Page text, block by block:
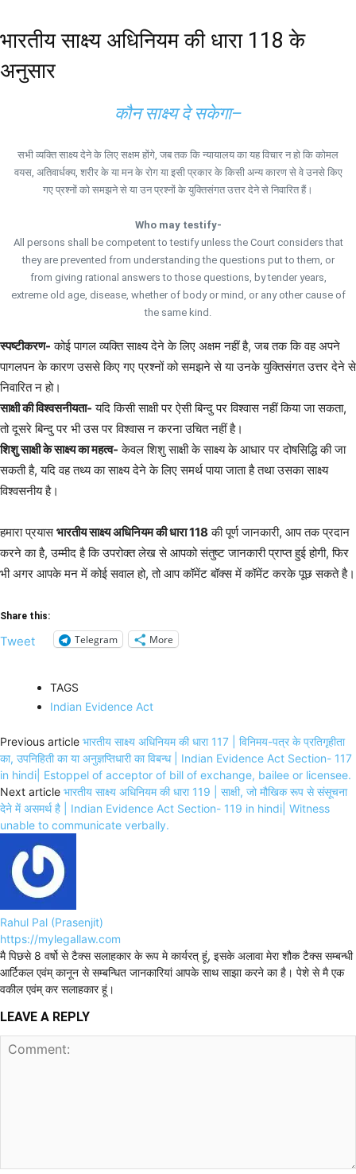
भारतीय साक्ष्य अधिनियम की धारा 118 के
अनुसार
कौन साक्ष्य दे सकेगा–
सभी व्यक्ति साक्ष्य देने के लिए सक्षम होंगे, जब तक कि न्यायालय का यह विचार न हो कि कोमल
वयस, अतिवार्धक्य, शरीर के या मन के रोग या इसी प्रकार के किसी अन्य कारण से वे उनसे किए
गए प्रश्नों को समझने से या उन प्रश्नों के युक्तिसंगत उत्तर देने से निवारित हैं।
Who may testify-
All persons shall be competent to testify unless the Court considers that
they are prevented from understanding the questions put to them, or
from giving rational answers to those questions, by tender years,
extreme old age, disease, whether of body or mind, or any other cause of
the same kind.
स्पष्टीकरण- कोई पागल व्यक्ति साक्ष्य देने के लिए अक्षम नहीं है, जब तक कि वह अपने
पागलपन के कारण उससे किए गए प्रश्नों को समझने से या उनके युक्तिसंगत उत्तर देने से
निवारित न हो।
साक्षी की विश्वसनीयता- यदि किसी साक्षी पर ऐसी बिन्दु पर विश्वास नहीं किया जा सकता,
तो दूसरे बिन्दु पर भी उस पर विश्वास न करना उचित नहीं है।
शिशु साक्षी के साक्ष्य का महत्व- केवल शिशु साक्षी के साक्ष्य के आधार पर दोषसिद्धि की जा
सकती है, यदि वह तथ्य का साक्ष्य देने के लिए समर्थ पाया जाता है तथा उसका साक्ष्य
विश्वसनीय है।
हमारा प्रयासभारतीय साक्ष्य अधिनियम की धारा 118 की पूर्ण जानकारी, आप तक प्रदान
करने का है, उम्मीद है कि उपरोक्त लेख से आपको संतुष्ट जानकारी प्राप्त हुई होगी, फिर
भी अगर आपके मन में कोई सवाल हो, तो आप कॉमेंट बॉक्स में कॉमेंट करके पूछ सकते है।
Share this:
Tweet Telegram More
TAGS
Indian Evidence Act
Previous article भारतीय साक्ष्य अधिनियम की धारा 117 | विनिमय-पत्र के प्रतिगृहीता
का, उपनिहिती का या अनुज्ञप्तिधारी का विबन्ध | Indian Evidence Act Section- 117
in hindi| Estoppel of acceptor of bill of exchange, bailee or licensee.
Next article भारतीय साक्ष्य अधिनियम की धारा 119 | साक्षी, जो मौखिक रूप से संसूचना
देने में असमर्थ है | Indian Evidence Act Section- 119 in hindi| Witness
unable to communicate verbally.
Rahul Pal (Prasenjit)
https://mylegallaw.com
मै पिछसे 8 वर्षो से टैक्स सलाहकार के रूप मे कार्यरत् हूं, इसके अलावा मेरा शौक टैक्स सम्बन्धी
आर्टिकल एवंम् कानून से सम्बन्धित जानकारियां आपके साथ साझा करने का है। पेशे से मै एक
वकील एवंम् कर सलाहकार हूं।
LEAVE A REPLY